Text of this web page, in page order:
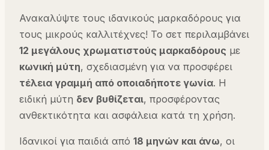
Ανακαλύψτε τους ιδανικούς μαρκαδόρους για
τους μικρούς καλλιτέχνες! Το σετ περιλαμβάνει
12 μεγάλους χρωματιστούς μαρκαδόρους με
κωνική μύτη, σχεδιασμένη για να προσφέρει
τέλεια γραμμή από οποιαδήποτε γωνία. Η
ειδική μύτη δεν βυθίζεται, προσφέροντας
ανθεκτικότητα και ασφάλεια κατά τη χρήση.
Ιδανικοί για παιδιά από 18 μηνών και άνω, οι